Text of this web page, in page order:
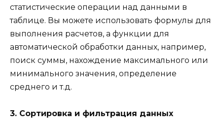
статистические операции над данными в
таблице. Вы можете использовать формулы для
выполнения расчетов, а функции для
автоматической обработки данных, например,
поиск суммы, нахождение максимального или
минимального значения, определение
среднего и т.д.
3. Сортировка и фильтрация данных